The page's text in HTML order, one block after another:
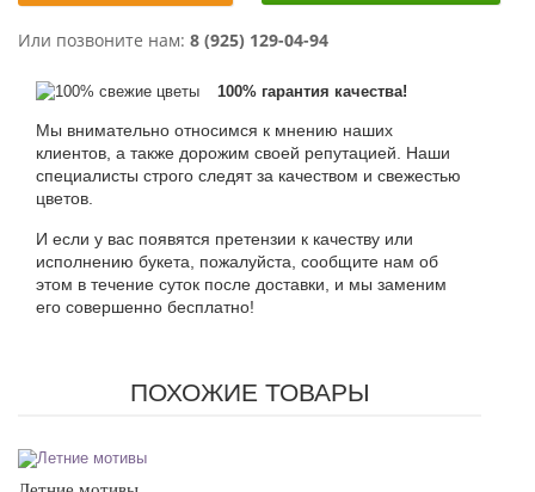
Или позвоните нам: 8 (925) 129-04-94
100% гарантия качества!
Мы внимательно относимся к мнению наших
клиентов, а также дорожим своей репутацией. Наши
специалисты строго следят за качеством и свежестью
цветов.
И если у вас появятся претензии к качеству или
исполнению букета, пожалуйста, сообщите нам об
этом в течение суток после доставки, и мы заменим
его совершенно бесплатно!
ПОХОЖИЕ ТОВАРЫ